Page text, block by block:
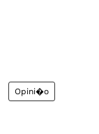
Opini�o